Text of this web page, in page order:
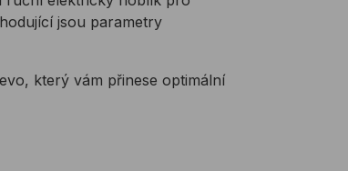
jsou parametry
který vám přinese optimální